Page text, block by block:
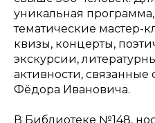
уникальная
тематические мастер-
квизы, концерты,
экскурсии,
активности,
Фёдора Ивановича.
В Библиотеке №148,